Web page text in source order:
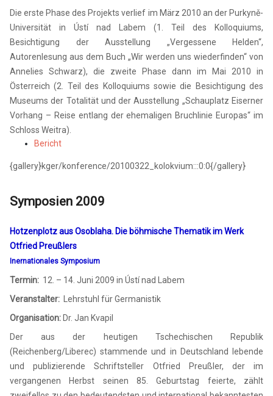
Die erste Phase des Projekts verlief im März 2010 an der Purkyně-
Universität in Ústí nad Labem (1. Teil des Kolloquiums,
Besichtigung der Ausstellung „Vergessene Helden“,
Autorenlesung aus dem Buch „Wir werden uns wiederfinden“ von
Annelies Schwarz), die zweite Phase dann im Mai 2010 in
Österreich (2. Teil des Kolloquiums sowie die Besichtigung des
Museums der Totalität und der Ausstellung „Schauplatz Eiserner
Vorhang – Reise entlang der ehemaligen Bruchlinie Europas“ im
Schloss Weitra).
Bericht
{gallery}kger/konference/20100322_kolokvium:::0:0{/gallery}
Symposien 2009
Hotzenplotz aus Osoblaha. Die böhmische Thematik im Werk
Otfried Preußlers
Inernationales Symposium
Termin: 12. – 14. Juni 2009 in Ústí nad Labem
Veranstalter:
Lehrstuhl für Germanistik
Organisation: Dr. Jan Kvapil
Der aus der heutigen Tschechischen Republik
(Reichenberg/Liberec) stammende und in Deutschland lebende
und publizierende Schriftsteller Otfried Preußler, der im
vergangenen Herbst seinen 85. Geburtstag feierte, zählt